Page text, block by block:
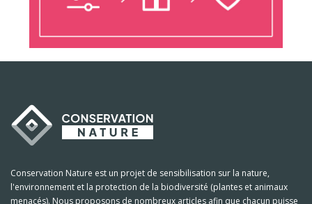
Conservation Nature est un projet de sensibilisation sur la nature,
l'environnement et la protection de la biodiversité (plantes et animaux
menacés). Nous proposons de nombreux articles afin que chacun puisse